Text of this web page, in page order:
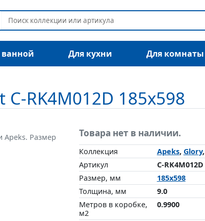
Для кухни Для комнаты
RK4M012D 185x598
Apeks. Размер
Товара нет в наличии.
Коллекция Apeks, Glory,
Артикул
C-RK4M012D
Размер, мм
185x598
Толщина, мм
9.0
Метров в коробке,
м2
0.9900